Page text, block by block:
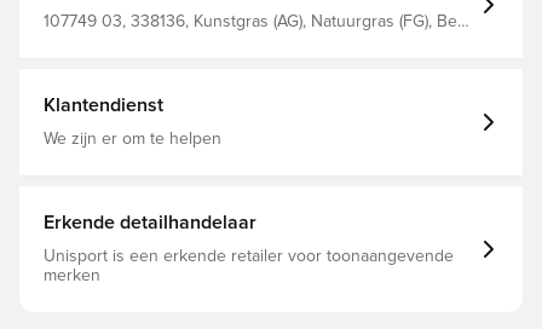
naadloze PWRTAPE-functie zorgt ervoor dat de voet
dichtheid voor dynamische tractie en optimale aandrijving
materiaal, wat een volgende stap is op weg naar een
Klassiek, bijpassend vetersysteem MG-noppen voor
zowel natuurgras als kunstgrasvelden.
107749 03, 338136, Kunstgras (AG), Natuurgras (FG), Best,
Klantendienst
We zijn er om te helpen
Erkende detailhandelaar
Unisport is een erkende retailer voor toonaangevende
merken